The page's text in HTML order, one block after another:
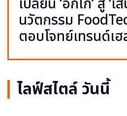
นวัตกรรม
ตอบโจทย์เทรนด์เ
ไลฟ์สไตล์ วันนี้